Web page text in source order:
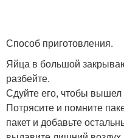
Способ приготовления.
Яйца в большой
разбейте.
Сдуйте его, чтобы вышел
Потрясите и помните
пакет и добавьте